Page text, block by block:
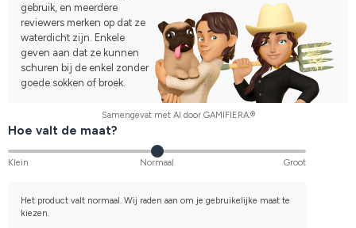
gebruik, en meerdere
reviewers merken op dat ze
waterdicht zijn. Enkele
geven aan dat ze kunnen
schuren bij de enkel zonder
goede sokken of broek.
Samengevat met AI door GAMIFIERA.®
Hoe valt de maat?
Klein Normaal Groot
Het product valt normaal. Wij raden aan om je gebruikelijke maat te
kiezen.